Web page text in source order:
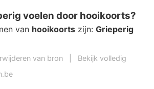
voelen door hooikoorts?
van hooikoorts zijn: Grieperig
van bron
Bekijk volledig